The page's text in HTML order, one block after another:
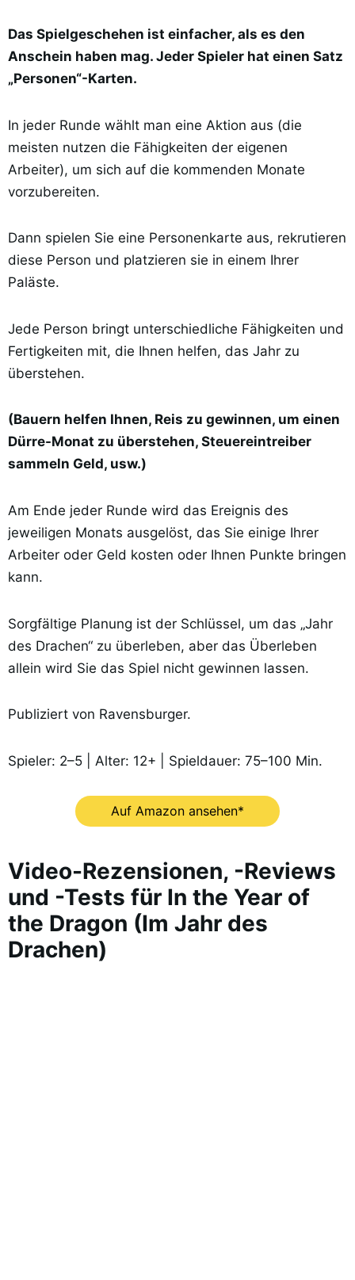
Das Spielgeschehen ist einfacher, als es den
Anschein haben mag. Jeder Spieler hat einen Satz
„Personen“-Karten.
In jeder Runde wählt man eine Aktion aus (die
meisten nutzen die Fähigkeiten der eigenen
Arbeiter), um sich auf die kommenden Monate
vorzubereiten.
Dann spielen Sie eine Personenkarte aus, rekrutieren
diese Person und platzieren sie in einem Ihrer
Paläste.
Jede Person bringt unterschiedliche Fähigkeiten und
Fertigkeiten mit, die Ihnen helfen, das Jahr zu
überstehen.
(Bauern helfen Ihnen, Reis zu gewinnen, um einen
Dürre-Monat zu überstehen, Steuereintreiber
sammeln Geld, usw.)
Am Ende jeder Runde wird das Ereignis des
jeweiligen Monats ausgelöst, das Sie einige Ihrer
Arbeiter oder Geld kosten oder Ihnen Punkte bringen
kann.
Sorgfältige Planung ist der Schlüssel, um das „Jahr
des Drachen“ zu überleben, aber das Überleben
allein wird Sie das Spiel nicht gewinnen lassen.
Publiziert von Ravensburger.
Spieler: 2–5 | Alter: 12+ | Spieldauer: 75–100 Min.
Auf Amazon ansehen*
Video-Rezensionen, -Reviews
und -Tests für In the Year of
the Dragon (Im Jahr des
Drachen)